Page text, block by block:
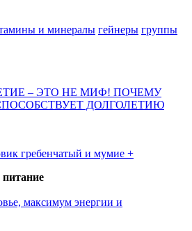
и минералы гейнеры группы
– ЭТО НЕ МИФ! ПОЧЕМУ
ДОЛГОЛЕТИЮ
гребенчатый и мумие +
максимум энергии и